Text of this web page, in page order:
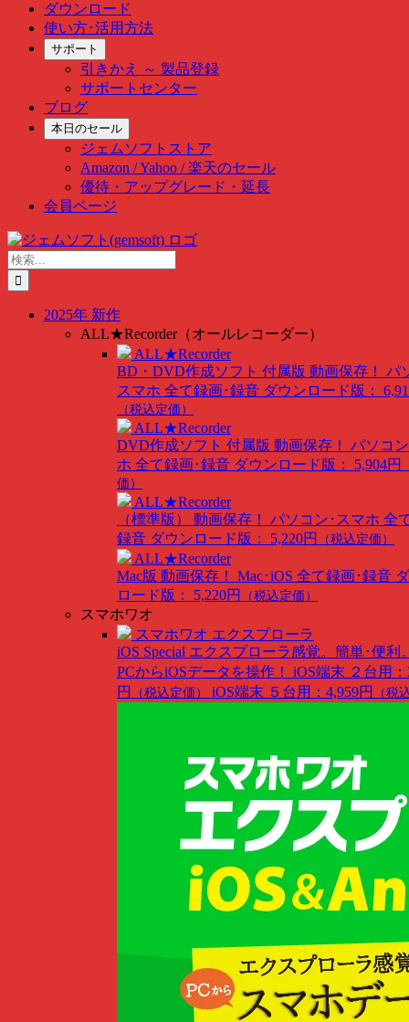
ダウンロード
使い方･活用方法
サポート
引きかえ ～ 製品登録
サポートセンター
ブログ
本日のセール
ジェムソフトストア
Amazon / Yahoo / 楽天のセール
優待・アップグレード・延長
会員ページ
Skip
to
content
検
索
…
2025年 新作
ALL★Recorder（オールレコーダー）
ALL★Recorder
BD・DVD作成ソフト 付属版 動画保存！ パ
スマホ 全て録画･録音 ダウンロード版：
（税込定価）
ALL★Recorder
DVD作成ソフト 付属版 動画保存！ パソコ
ホ 全て録画･録音 ダウンロード版： 5,904円
価）
ALL★Recorder
（標準版） 動画保存！ パソコン･スマホ 全
録音 ダウンロード版： 5,220円 （税込定価）
ALL★Recorder
Mac版 動画保存！ Mac･iOS 全て録画･録音
ロード版： 5,220円
（税込定価）
スマホワオ
スマホワオ エクスプローラ
iOS Special エクスプローラ感覚。簡単･便利
PCからiOSデータを操作！ iOS端末 ２台用：
円
（税込定価） iOS端末 ５台用：4,959円 （税